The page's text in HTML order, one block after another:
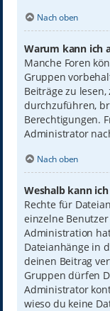
Nach oben
Warum kann ich
Manche Foren
Gruppen
Beiträge zu
durchzuführen,
Berechtigungen.
Administrator
Nach oben
Weshalb kann
Rechte für
einzelne
Administration
Dateianhänge in
deinen Beitrag
Gruppen dürfen
Administrator
wieso du keine